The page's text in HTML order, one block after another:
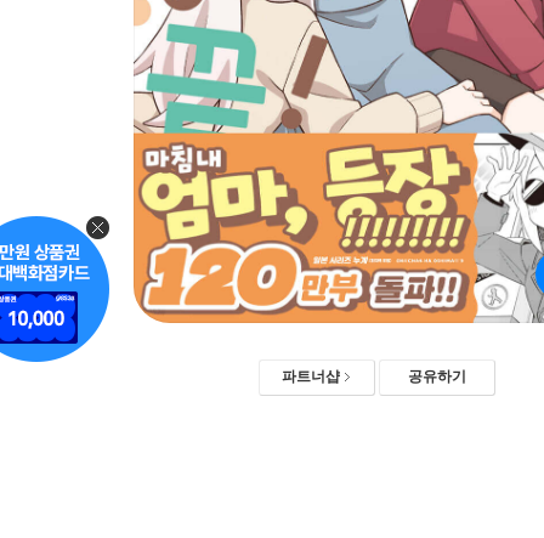
파트너샵 공유하기